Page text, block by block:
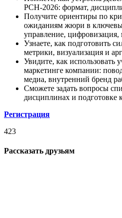
РСН-2026: формат,
Получите ориентиры по
ожиданиям жюри в
управление, цифровизация,
Узнаете, как подготовить
метрики, визуализация и
Увидите, как использовать
маркетинге компании:
медиа, внутренний бренд
Сможете задать вопросы
дисциплинах и подготовке
Регистрация
423
Рассказать друзьям